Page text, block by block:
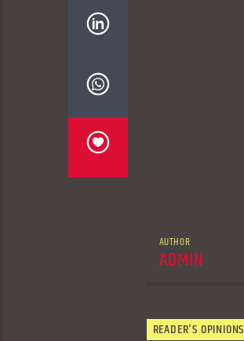
AUTHOR
ADMIN
READER'S OPINIONS